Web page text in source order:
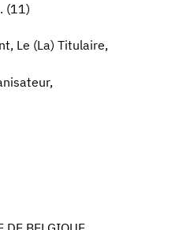
(11)
Le (La) Titulaire,